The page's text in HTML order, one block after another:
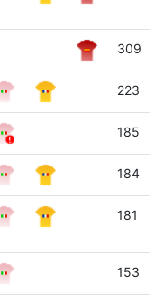
309
223
185
184
181
153